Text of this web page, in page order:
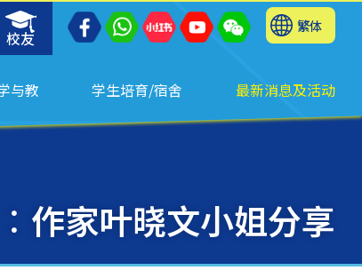
校友
繁体
与教 学生培育/宿舍 最新消息及活动
作家叶晓文小姐分享